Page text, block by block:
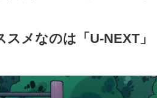
メなのは「U-NEXT」